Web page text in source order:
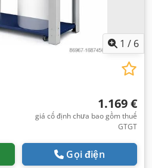
1 / 6
1.169 €
giá cố định chưa bao gồm thuế
GTGT
Gọi điện